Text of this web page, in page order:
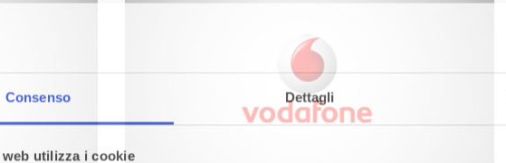
Consenso Dettagli
utilizza i cookie
VODAFONE E-LEARNING GAME EXPERIENCE
Serious Game